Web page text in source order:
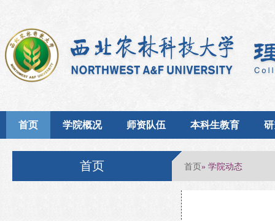
首页 学院概况 师资队伍 本科生教育
首页 首页» 学院动态